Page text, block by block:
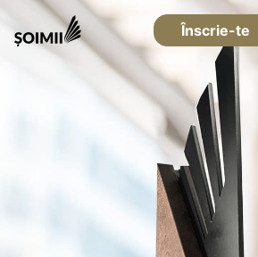
Înscrie-te